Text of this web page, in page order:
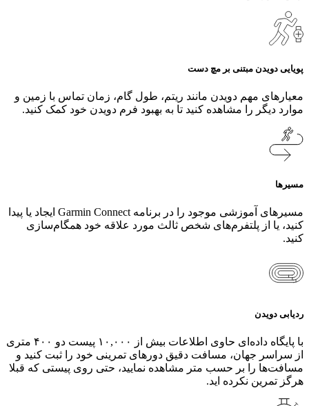
پویایی دویدن مبتنی بر مچ دست
معیارهای مهم دویدن مانند ریتم، طول گام، زمان تماس با زمین و
موارد دیگر را مشاهده کنید تا به بهبود فرم دویدن خود کمک کنید.
مسیرها
مسیرهای آموزشی موجود را در برنامه Garmin Connect ایجاد یا پیدا
کنید، یا از پلتفرم‌های شخص ثالث مورد علاقه خود همگام‌سازی
کنید.
ردیابی دویدن
با پایگاه داده‌ای حاوی اطلاعات بیش از ۱۰,۰۰۰ پیست دو ۴۰۰ متری
از سراسر جهان، مسافت دقیق دورهای تمرینی خود را ثبت کنید و
مسافت‌ها را بر حسب متر مشاهده نمایید، حتی روی پیستی که قبلا
هرگز تمرین نکرده اید.